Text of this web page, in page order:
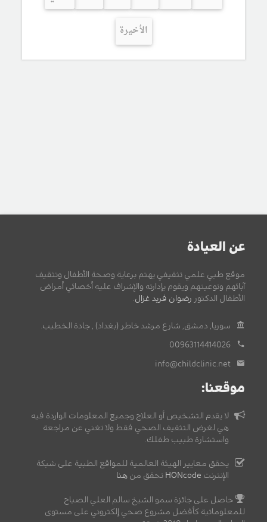
الأخيرة
عن العيادة
موقع طبي علمي تثقيفي يهتم برعاية وصحة الأطفال وتثقيف
آبائهم وتوعيتهم ويقوم بإدارته والإشراف عليه أخصائي أمراض
الأطفال الدكتور رضوان فريد غزال
سوريا, دمشق, شارع مرشد خاطر (بغداد) , جادة الخطيب.
00963114414026
info@childclinic.net
موقعنا:
لا يقدم التشخيص أو العلاج وجميع المعلومات الواردة فيه
هي لغرض التثقيف الصحي فقط ولا تغني عن مراجعة
واستشارة طبيب طفلك.
يحقق معايير الهيئة العالمية للمواقع الطبية على شبكة
الإنترنت HONcode تحقق من هنا
حاصل على جائزة سمو الشيخ سالم العلي الصباح
للمعلوماتية كأفضل مشروع صحي إلكتروني على مستوى